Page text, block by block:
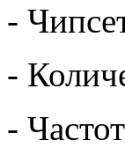
-
-
-